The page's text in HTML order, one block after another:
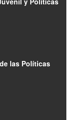
las Políticas